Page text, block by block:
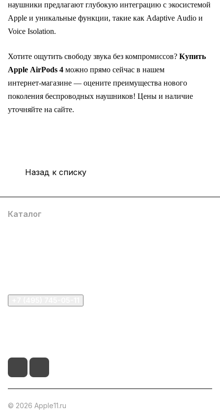
наушники предлагают глубокую интеграцию с экосистемой
Apple и уникальные функции, такие как Adaptive Audio и
Voice Isolation.
Хотите ощутить свободу звука без компромиссов? Купить
Apple AirPods 4 можно прямо сейчас в нашем
интернет‑магазине — оцените преимущества нового
поколения беспроводных наушников! Цены и наличие
уточняйте на сайте.
Назад к списку
Каталог
© 2026 Apple11.ru